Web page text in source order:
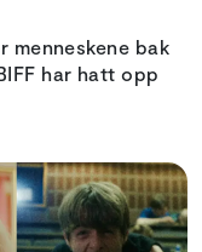
menneskene bak
har hatt opp